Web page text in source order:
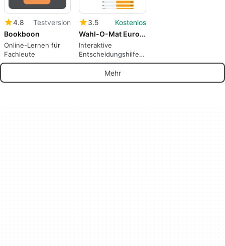
4.8
Testversion
Bookboon
Online-Lernen für
Fachleute
3.5
Kostenlos
Wahl-O-Mat Europawahl 2014
Interaktive
Entscheidungshilfe
für die Wahl zum
Europaparlament
Mehr